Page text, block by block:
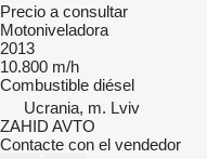
Precio a consultar
Motoniveladora
2013
10.800 m/h
Combustible diésel
Ucrania, m. Lviv
ZAHID AVTO
Contacte con el vendedor